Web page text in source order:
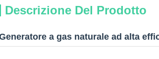
Descrizione Del Prodotto
a gas naturale ad alta